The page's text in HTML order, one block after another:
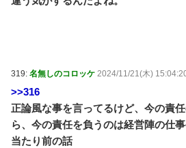
319: 名無しのコロッケ 2024/11/21(木)
>>316
正論風な事を言ってるけど、今の責
ら、今の責任を負うのは経営陣の仕
当たり前の話